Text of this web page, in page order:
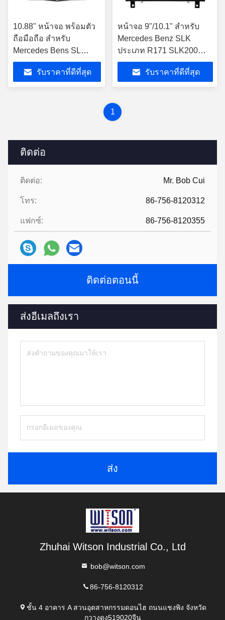
ติดต่อ
ติดต่อ: Mr. Bob Cui
โทร: 86-756-8120312
แฟกซ์: 86-756-8120355
ติดต่อตอนนี้
ส่งอีเมลถึงเรา
ส่ง
10.88" หน้าจอ พร้อมตัว
ถือมือถือ สําหรับ
Mercedes Bens SL
R230 SL350 SL500
SL55 SL600 SL65
2001-2007
รับราคาที่ดีที่สุด
หน้าจอ 9"/10.1" สําหรับ
Mercedes Benz SLK
ประเภท R171 SLK200
SLK280 SLK300 2000-
2011 เครื่องเสียงรถยนต์
รับราคาที่ดีที่สุด
1
Zhuhai Witson Industrial Co., Ltd
bob@witson.com
86-756-8120312
ชั้น 4 อาคาร A สวนอุตสาหกรรมดอนไฮ ถนนแชงพิง จังหวัด
กวางดง519020จีน